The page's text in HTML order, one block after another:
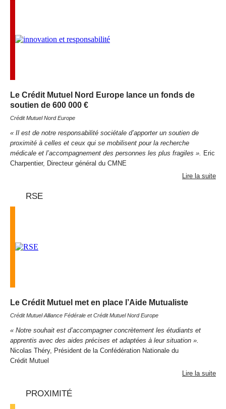
Le Crédit Mutuel Nord Europe lance un fonds de
soutien de 600 000 €
Crédit Mutuel Nord Europe
« Il est de notre responsabilité sociétale d’apporter un soutien de
proximité à celles et ceux qui se mobilisent pour la recherche
médicale et l’accompagnement des personnes les plus fragiles ». Eric
Charpentier, Directeur général du CMNE
Lire la suite
RSE
Le Crédit Mutuel met en place l’Aide Mutualiste
Crédit Mutuel Alliance Fédérale et Crédit Mutuel Nord Europe
« Notre souhait est d’accompagner concrètement les étudiants et
apprentis avec des aides précises et adaptées à leur situation ».
Nicolas Théry, Président de la Confédération Nationale du
Crédit Mutuel
Lire la suite
PROXIMITÉ